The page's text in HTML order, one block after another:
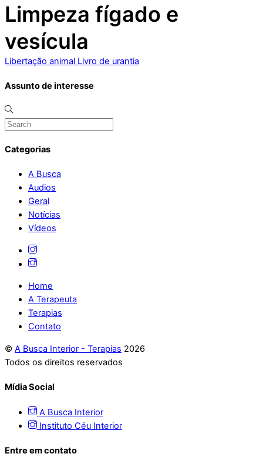
Limpeza fígado e
vesícula
Libertação animal Livro de urantia
Assunto de interesse
Categorias
A Busca
Audios
Geral
Notícias
Vídeos
Home
A Terapeuta
Terapias
Contato
© A Busca Interior - Terapias 2026
Todos os direitos reservados
Mídia Social
A Busca Interior
Instituto Céu Interior
Entre em contato